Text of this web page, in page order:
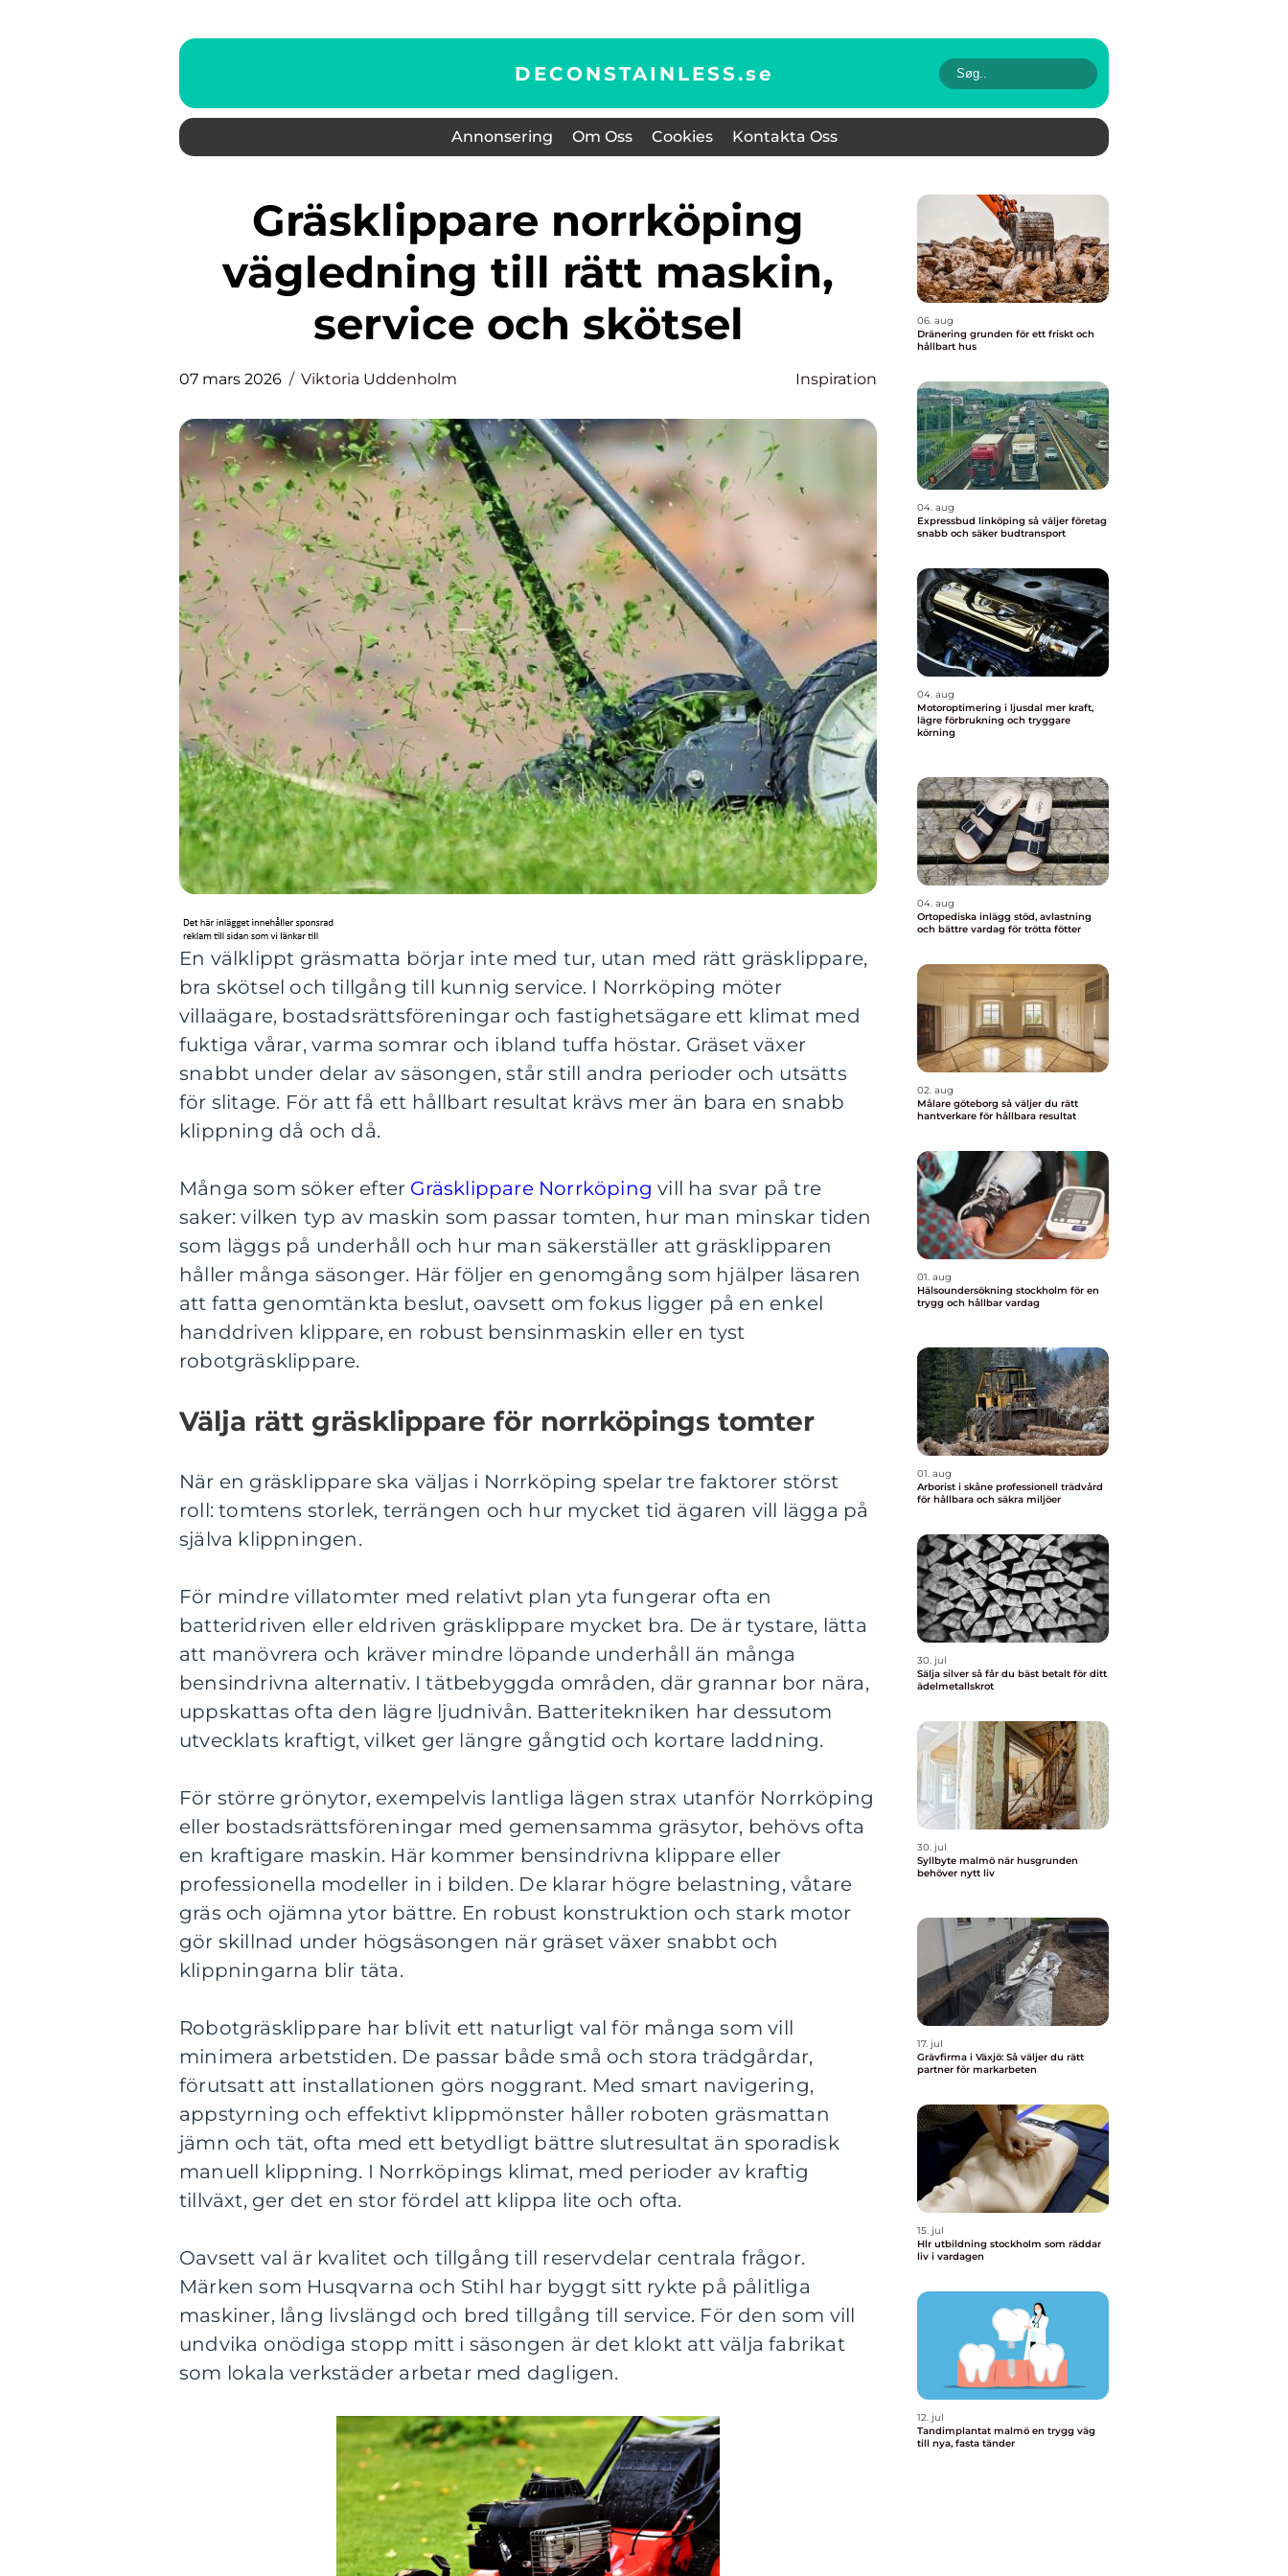
DECONSTAINLESS.se
Annonsering Om Oss Cookies Kontakta Oss
Gräsklippare norrköping
vägledning till rätt maskin,
service och skötsel
07 mars 2026 Viktoria Uddenholm Inspiration
En välklippt gräsmatta börjar inte med tur, utan med rätt gräsklippare,
bra skötsel och tillgång till kunnig service. I Norrköping möter
villaägare, bostadsrättsföreningar och fastighetsägare ett klimat med
fuktiga vårar, varma somrar och ibland tuffa höstar. Gräset växer
snabbt under delar av säsongen, står still andra perioder och utsätts
för slitage. För att få ett hållbart resultat krävs mer än bara en snabb
klippning då och då.
Många som söker efter Gräsklippare Norrköping vill ha svar på tre
saker: vilken typ av maskin som passar tomten, hur man minskar tiden
som läggs på underhåll och hur man säkerställer att gräsklipparen
håller många säsonger. Här följer en genomgång som hjälper läsaren
att fatta genomtänkta beslut, oavsett om fokus ligger på en enkel
handdriven klippare, en robust bensinmaskin eller en tyst
robotgräsklippare.
Välja rätt gräsklippare för norrköpings tomter
När en gräsklippare ska väljas i Norrköping spelar tre faktorer störst
roll: tomtens storlek, terrängen och hur mycket tid ägaren vill lägga på
själva klippningen.
För mindre villatomter med relativt plan yta fungerar ofta en
batteridriven eller eldriven gräsklippare mycket bra. De är tystare, lätta
att manövrera och kräver mindre löpande underhåll än många
bensindrivna alternativ. I tätbebyggda områden, där grannar bor nära,
uppskattas ofta den lägre ljudnivån. Batteritekniken har dessutom
utvecklats kraftigt, vilket ger längre gångtid och kortare laddning.
För större grönytor, exempelvis lantliga lägen strax utanför Norrköping
eller bostadsrättsföreningar med gemensamma gräsytor, behövs ofta
en kraftigare maskin. Här kommer bensindrivna klippare eller
professionella modeller in i bilden. De klarar högre belastning, våtare
gräs och ojämna ytor bättre. En robust konstruktion och stark motor
gör skillnad under högsäsongen när gräset växer snabbt och
klippningarna blir täta.
Robotgräsklippare har blivit ett naturligt val för många som vill
minimera arbetstiden. De passar både små och stora trädgårdar,
förutsatt att installationen görs noggrant. Med smart navigering,
appstyrning och effektivt klippmönster håller roboten gräsmattan
jämn och tät, ofta med ett betydligt bättre slutresultat än sporadisk
manuell klippning. I Norrköpings klimat, med perioder av kraftig
tillväxt, ger det en stor fördel att klippa lite och ofta.
Oavsett val är kvalitet och tillgång till reservdelar centrala frågor.
Märken som Husqvarna och Stihl har byggt sitt rykte på pålitliga
maskiner, lång livslängd och bred tillgång till service. För den som vill
undvika onödiga stopp mitt i säsongen är det klokt att välja fabrikat
som lokala verkstäder arbetar med dagligen.
06. aug
Dränering grunden för ett friskt och
hållbart hus
04. aug
Expressbud linköping så väljer företag
snabb och säker budtransport
04. aug
Motoroptimering i ljusdal mer kraft,
lägre förbrukning och tryggare
körning
04. aug
Ortopediska inlägg stöd, avlastning
och bättre vardag för trötta fötter
02. aug
Målare göteborg så väljer du rätt
hantverkare för hållbara resultat
01. aug
Hälsoundersökning stockholm för en
trygg och hållbar vardag
01. aug
Arborist i skåne professionell trädvård
för hållbara och säkra miljöer
30. jul
Sälja silver så får du bäst betalt för ditt
ädelmetallskrot
30. jul
Syllbyte malmö när husgrunden
behöver nytt liv
17. jul
Grävfirma i Växjö: Så väljer du rätt
partner för markarbeten
15. jul
Hlr utbildning stockholm som räddar
liv i vardagen
12. jul
Tandimplantat malmö en trygg väg
till nya, fasta tänder